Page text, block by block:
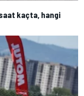
kaçta, hangi